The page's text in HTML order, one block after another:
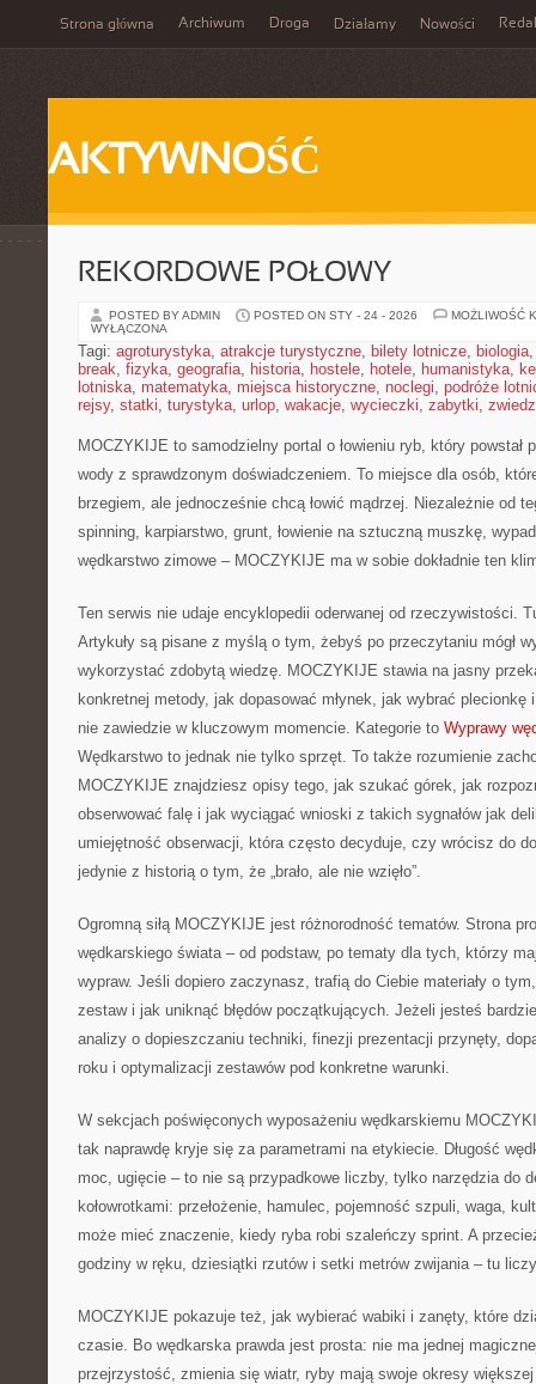
Strona główna Archiwum Droga Działamy Nowości
AKTYWNOŚĆ
REKORDOWE POŁOWY
POSTED BY ADMIN POSTED ON STY - 24 - 2026
MOŻLIWOŚĆ
WYŁĄCZONA
Tagi: agroturystyka, atrakcje turystyczne, bilety lotnicze, biologia
break, fizyka, geografia, historia, hostele, hotele, humanistyka,
lotniska, matematyka, miejsca historyczne, noclegi, podróże
rejsy, statki, turystyka, urlop, wakacje, wycieczki, zabytki,
MOCZYKIJE to samodzielny portal o łowieniu ryb, który powstał
wody z sprawdzonym doświadczeniem. To miejsce dla osób,
brzegiem, ale jednocześnie chcą łowić mądrzej. Niezależnie od
spinning, karpiarstwo, grunt, łowienie na sztuczną muszkę,
wędkarstwo zimowe – MOCZYKIJE ma w sobie dokładnie ten
Ten serwis nie udaje encyklopedii oderwanej od rzeczywistości.
Artykuły są pisane z myślą o tym, żebyś po przeczytaniu mógł
wykorzystać zdobytą wiedzę. MOCZYKIJE stawia na jasny
konkretnej metody, jak dopasować młynek, jak wybrać
nie zawiedzie w kluczowym momencie. Kategorie to Wyprawy
Wędkarstwo to jednak nie tylko sprzęt. To także rozumienie
MOCZYKIJE znajdziesz opisy tego, jak szukać górek, jak
obserwować falę i jak wyciągać wnioski z takich sygnałów jak
umiejętność obserwacji, która często decyduje, czy wrócisz do
jedynie z historią o tym, że „brało, ale nie wzięło”.
Ogromną siłą MOCZYKIJE jest różnorodność tematów. Strona
wędkarskiego świata – od podstaw, po tematy dla tych, którzy
wypraw. Jeśli dopiero zaczynasz, trafią do Ciebie materiały o
zestaw i jak uniknąć błędów początkujących. Jeżeli jesteś
analizy o dopieszczaniu techniki, finezji prezentacji przynęty,
roku i optymalizacji zestawów pod konkretne warunki.
W sekcjach poświęconych wyposażeniu wędkarskiemu
tak naprawdę kryje się za parametrami na etykiecie. Długość
moc, ugięcie – to nie są przypadkowe liczby, tylko narzędzia do
kołowrotkami: przełożenie, hamulec, pojemność szpuli, waga,
może mieć znaczenie, kiedy ryba robi szaleńczy sprint. A
godziny w ręku, dziesiątki rzutów i setki metrów zwijania – tu
MOCZYKIJE pokazuje też, jak wybierać wabiki i zanęty, które
czasie. Bo wędkarska prawda jest prosta: nie ma jednej
przejrzystość, zmienia się wiatr, ryby mają swoje okresy